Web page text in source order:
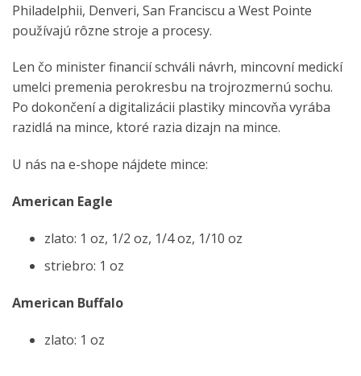
Philadelphii, Denveri, San Franciscu a West Pointe
používajú rôzne stroje a procesy.
Len čo minister financií schváli návrh, mincovní medickí
umelci premenia perokresbu na trojrozmernú sochu.
Po dokončení a digitalizácii plastiky mincovňa vyrába
razidlá na mince, ktoré razia dizajn na mince.
U nás na e-shope nájdete mince:
American Eagle
zlato: 1 oz, 1/2 oz, 1/4 oz, 1/10 oz
striebro: 1 oz
American Buffalo
zlato: 1 oz